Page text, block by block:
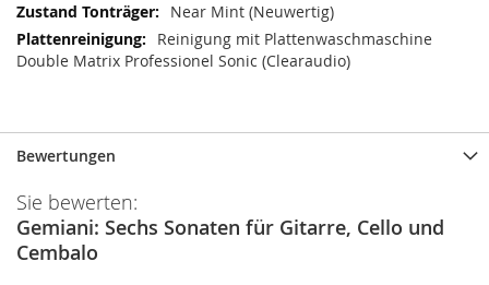
Near Mint (Neuwertig)
Reinigung mit Plattenwaschmaschine
Double Matrix Professionel Sonic (Clearaudio)
Bewertungen
Sie bewerten:
Gemiani: Sechs Sonaten für Gitarre, Cello und
Cembalo